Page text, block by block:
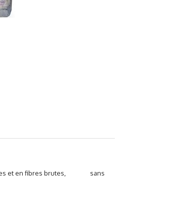
et en fibres brutes, sans